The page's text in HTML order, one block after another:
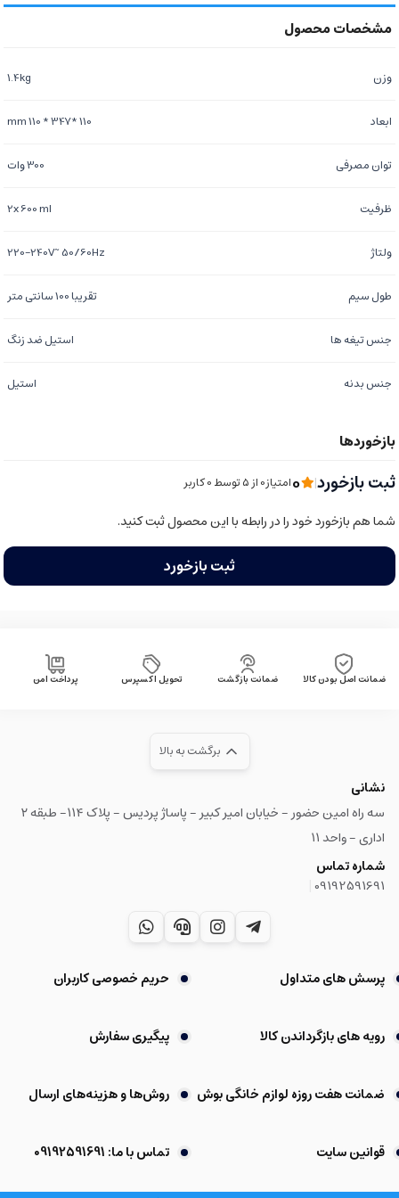
وزن 1.4kg
ابعاد 110 *mm 110 * 347
توان مصرفی 300 وات
ظرفیت 2x 600 ml
ولتاژ 220-240V~ 50/60Hz
طول سیم تقریبا 100 سانتی متر
جنس تیغه ها استیل ضد زنگ
جنس بدنه استیل
ثبت بازخورد|
0امتیاز0 از ۵ توسط 0 کاربر
شما هم بازخورد خود را در رابطه با این محصول ثبت کنید.
ثبت بازخورد
ضمانت اصل بودن کالا ضمانت بازگشت تحویل اکسپرس پرداخت امن
برگشت به بالا
نشانی
سه راه امین حضور - خیابان امیر کبیر - پاساژ پردیس - پلاک ۱۱۴- طبقه ۲
اداری - واحد ۱۱
شماره تماس
09192591691
پرسش های متداول حریم خصوصی کاربران
رویه های بازگرداندن کالا پیگیری سفارش
ضمانت هفت روزه لوازم خانگی بوش روش‌ها و هزینه‌های ارسال
قوانین سایت تماس با ما: 09192591691